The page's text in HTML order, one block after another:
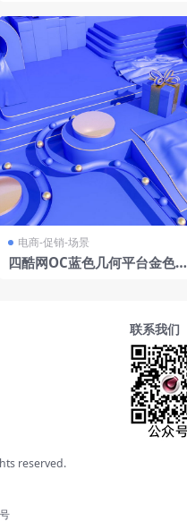
场景
电商-促销-场景
四酷网OC蓝色几何平台金色线
联系我们
reserved.